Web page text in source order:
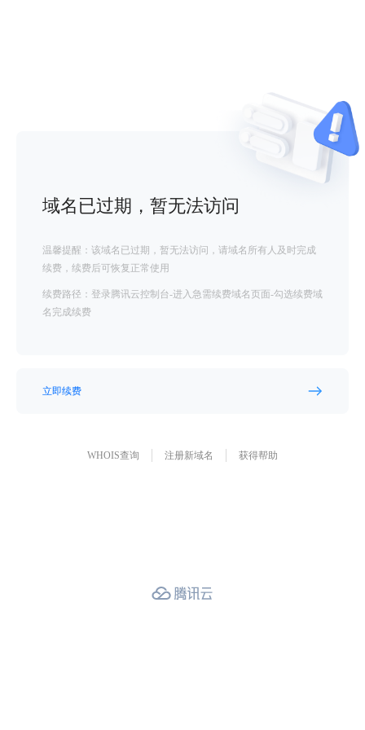
域名已过期，暂无法访问
温馨提醒：该域名已过期，暂无法访问，请域名所有人及时完成
续费，续费后可恢复正常使用
续费路径：登录腾讯云控制台-进入急需续费域名页面-勾选续费域
名完成续费
立即续费
WHOIS查询 注册新域名 获得帮助